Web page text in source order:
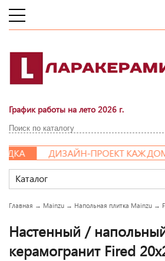
График работы на лето 2026 г.
ДИЗАЙН-ПРОЕКТ
Каталог
Главная → Mainzu → Напольная плитка Mainzu →
Настенный /
керамогранит Fired